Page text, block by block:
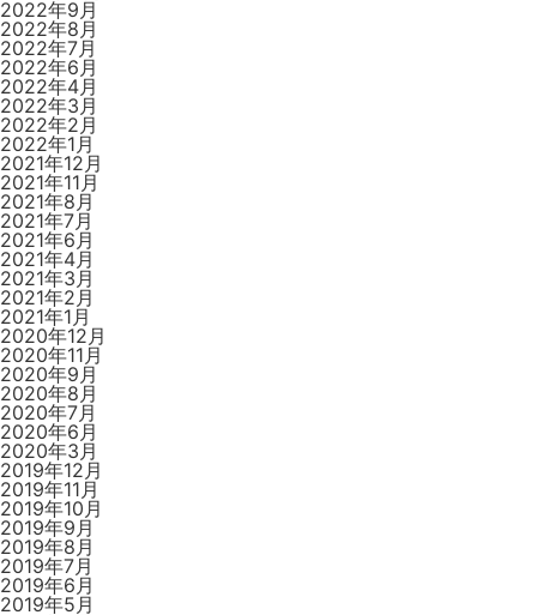
2022年9月
2022年8月
2022年7月
2022年6月
2022年4月
2022年3月
2022年2月
2022年1月
2021年12月
2021年11月
2021年8月
2021年7月
2021年6月
2021年4月
2021年3月
2021年2月
2021年1月
2020年12月
2020年11月
2020年9月
2020年8月
2020年7月
2020年6月
2020年3月
2019年12月
2019年11月
2019年10月
2019年9月
2019年8月
2019年7月
2019年6月
2019年5月